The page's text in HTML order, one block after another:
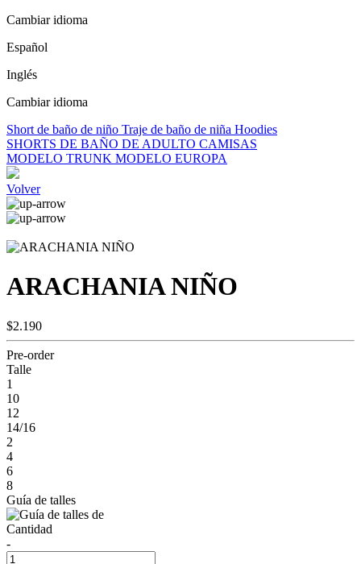
Cambiar idioma
Español
Inglés
Cambiar idioma
Short de baño de niño Traje de baño de niña Hoodies
SHORTS DE BAÑO DE ADULTO CAMISAS
MODELO TRUNK MODELO EUROPA
Volver
ARACHANIA NIÑO
$2.190
Pre-order
Talle
1
10
12
14/16
2
4
6
8
Guía de talles
Cantidad
-